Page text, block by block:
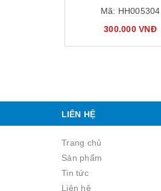
Mã: HH005304
300.000 VNĐ
LIÊN HỆ
Trang chủ
Sản phẩm
Tin tức
Liên hệ